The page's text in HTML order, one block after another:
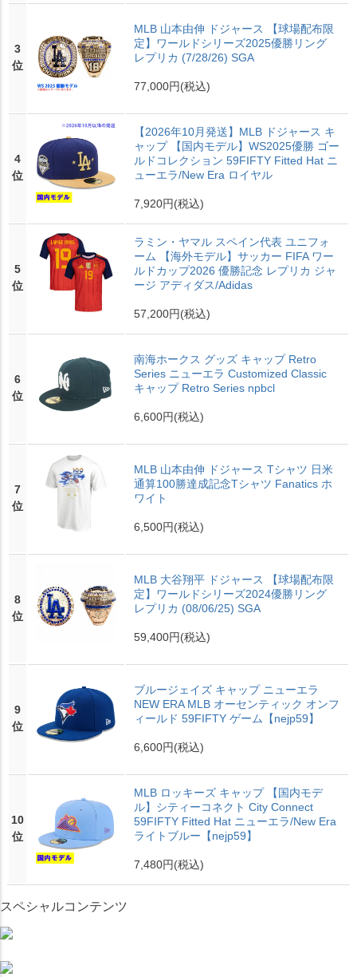
3
位
MLB 山本由伸 ドジャース 【球場配布限
定】ワールドシリーズ2025優勝リング
レプリカ (7/28/26) SGA
77,000円(税込)
4
位
【2026年10月発送】MLB ドジャース キ
ャップ 【国内モデル】WS2025優勝 ゴー
ルドコレクション 59FIFTY Fitted Hat ニ
ューエラ/New Era ロイヤル
7,920円(税込)
5
位
ラミン・ヤマル スペイン代表 ユニフォ
ーム 【海外モデル】サッカー FIFA ワー
ルドカップ2026 優勝記念 レプリカ ジャ
ージ アディダス/Adidas
57,200円(税込)
6
位
南海ホークス グッズ キャップ Retro
Series ニューエラ Customized Classic
キャップ Retro Series npbcl
6,600円(税込)
7
位
MLB 山本由伸 ドジャース Tシャツ 日米
通算100勝達成記念Tシャツ Fanatics ホ
ワイト
6,500円(税込)
8
位
MLB 大谷翔平 ドジャース 【球場配布限
定】ワールドシリーズ2024優勝リング
レプリカ (08/06/25) SGA
59,400円(税込)
9
位
ブルージェイズ キャップ ニューエラ
NEW ERA MLB オーセンティック オンフ
ィールド 59FIFTY ゲーム【nejp59】
6,600円(税込)
10
位
MLB ロッキーズ キャップ 【国内モデ
ル】シティーコネクト City Connect
59FIFTY Fitted Hat ニューエラ/New Era
ライトブルー【nejp59】
7,480円(税込)
スペシャルコンテンツ